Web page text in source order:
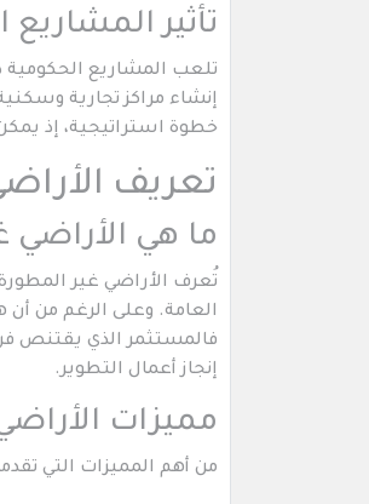
تأثير
تلعب المشاريع الحكومية
إنشاء مراكز تجارية
خطوة استراتيجية، إذ
تعريف
ما هي الأراضي
تُعرف الأراضي غير
العامة. وعلى الرغم من أن
فالمستثمر الذي يقتنص
إنجاز أعمال التطوير.
مميزات
من أهم المميزات التي